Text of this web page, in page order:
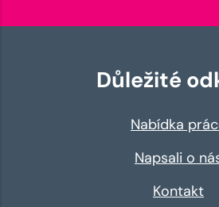
Důležité
Nabídka
Napsali o
Kontakt